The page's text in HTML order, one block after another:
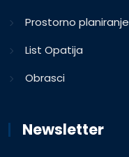
Prostorno planiranje
List Opatija
Obrasci
Newsletter